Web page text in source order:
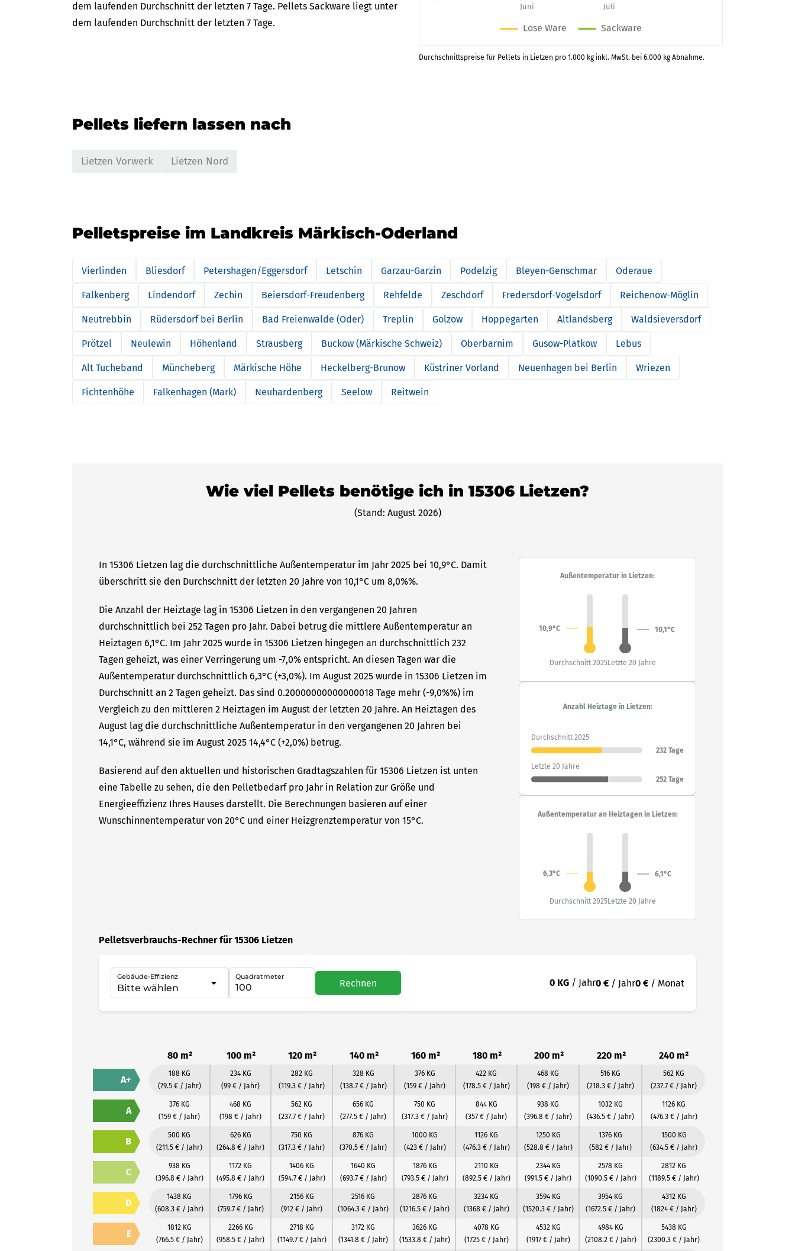
dem laufenden Durchschnitt der letzten 7 Tage. Pellets Sackware liegt unter
dem laufenden Durchschnitt der letzten 7 Tage.
Durchschnittspreise für Pellets in Lietzen pro 1.000 kg inkl. MwSt. bei 6.000 kg Abnahme.
Pellets liefern lassen nach
Lietzen Vorwerk Lietzen Nord
Pelletspreise im Landkreis Märkisch-Oderland
Vierlinden Bliesdorf Petershagen/Eggersdorf Letschin Garzau-Garzin Podelzig Bleyen-Genschmar Oderaue
Falkenberg Lindendorf Zechin Beiersdorf-Freudenberg Rehfelde Zeschdorf Fredersdorf-Vogelsdorf Reichenow-Möglin
Neutrebbin Rüdersdorf bei Berlin Bad Freienwalde (Oder) Treplin Golzow Hoppegarten Altlandsberg Waldsieversdorf
Prötzel Neulewin Höhenland Strausberg Buckow (Märkische Schweiz) Oberbarnim Gusow-Platkow Lebus
Alt Tucheband Müncheberg Märkische Höhe Heckelberg-Brunow Küstriner Vorland Neuenhagen bei Berlin Wriezen
Fichtenhöhe Falkenhagen (Mark) Neuhardenberg Seelow Reitwein
Wie viel Pellets benötige ich in 15306 Lietzen?
(Stand: August 2026)
In 15306 Lietzen lag die durchschnittliche Außentemperatur im Jahr 2025 bei 10,9°C. Damit
überschritt sie den Durchschnitt der letzten 20 Jahre von 10,1°C um 8,0%%.
Die Anzahl der Heiztage lag in 15306 Lietzen in den vergangenen 20 Jahren
durchschnittlich bei 252 Tagen pro Jahr. Dabei betrug die mittlere Außentemperatur an
Heiztagen 6,1°C. Im Jahr 2025 wurde in 15306 Lietzen hingegen an durchschnittlich 232
Tagen geheizt, was einer Verringerung um -7,0% entspricht. An diesen Tagen war die
Außentemperatur durchschnittlich 6,3°C (+3,0%). Im August 2025 wurde in 15306 Lietzen im
Durchschnitt an 2 Tagen geheizt. Das sind 0.20000000000000018 Tage mehr (-9,0%%) im
Vergleich zu den mittleren 2 Heiztagen im August der letzten 20 Jahre. An Heiztagen des
August lag die durchschnittliche Außentemperatur in den vergangenen 20 Jahren bei
14,1°C, während sie im August 2025 14,4°C (+2,0%) betrug.
Basierend auf den aktuellen und historischen Gradtagszahlen für 15306 Lietzen ist unten
eine Tabelle zu sehen, die den Pelletbedarf pro Jahr in Relation zur Größe und
Energieeffizienz Ihres Hauses darstellt. Die Berechnungen basieren auf einer
Wunschinnentemperatur von 20°C und einer Heizgrenztemperatur von 15°C.
Außentemperatur in Lietzen:
10,9°C 10,1°C
Durchschnitt 2025Letzte 20 Jahre
Anzahl Heiztage in Lietzen:
Durchschnitt 2025
232 Tage
Letzte 20 Jahre
252 Tage
Außentemperatur an Heiztagen in Lietzen:
6,3°C 6,1°C
Durchschnitt 2025Letzte 20 Jahre
Pelletsverbrauchs-Rechner für 15306 Lietzen
Gebäude-Effizienz Quadratmeter
Rechnen 0 KG / Jahr0 € / Jahr0 € / Monat
80 m² 100 m² 120 m² 140 m² 160 m² 180 m² 200 m² 220 m² 240 m²
A+
188 KG
(79.5 € / Jahr)
234 KG
(99 € / Jahr)
282 KG
(119.3 € / Jahr)
328 KG
(138.7 € / Jahr)
376 KG
(159 € / Jahr)
422 KG
(178.5 € / Jahr)
468 KG
(198 € / Jahr)
516 KG
(218.3 € / Jahr)
562 KG
(237.7 € / Jahr)
A
376 KG
(159 € / Jahr)
468 KG
(198 € / Jahr)
562 KG
(237.7 € / Jahr)
656 KG
(277.5 € / Jahr)
750 KG
(317.3 € / Jahr)
844 KG
(357 € / Jahr)
938 KG
(396.8 € / Jahr)
1032 KG
(436.5 € / Jahr)
1126 KG
(476.3 € / Jahr)
B
500 KG
(211.5 € / Jahr)
626 KG
(264.8 € / Jahr)
750 KG
(317.3 € / Jahr)
876 KG
(370.5 € / Jahr)
1000 KG
(423 € / Jahr)
1126 KG
(476.3 € / Jahr)
1250 KG
(528.8 € / Jahr)
1376 KG
(582 € / Jahr)
1500 KG
(634.5 € / Jahr)
C
938 KG
(396.8 € / Jahr)
1172 KG
(495.8 € / Jahr)
1406 KG
(594.7 € / Jahr)
1640 KG
(693.7 € / Jahr)
1876 KG
(793.5 € / Jahr)
2110 KG
(892.5 € / Jahr)
2344 KG
(991.5 € / Jahr)
2578 KG
(1090.5 € / Jahr)
2812 KG
(1189.5 € / Jahr)
D
1438 KG
(608.3 € / Jahr)
1796 KG
(759.7 € / Jahr)
2156 KG
(912 € / Jahr)
2516 KG
(1064.3 € / Jahr)
2876 KG
(1216.5 € / Jahr)
3234 KG
(1368 € / Jahr)
3594 KG
(1520.3 € / Jahr)
3954 KG
(1672.5 € / Jahr)
4312 KG
(1824 € / Jahr)
E
1812 KG
(766.5 € / Jahr)
2266 KG
(958.5 € / Jahr)
2718 KG
(1149.7 € / Jahr)
3172 KG
(1341.8 € / Jahr)
3626 KG
(1533.8 € / Jahr)
4078 KG
(1725 € / Jahr)
4532 KG
(1917 € / Jahr)
4984 KG
(2108.2 € / Jahr)
5438 KG
(2300.3 € / Jahr)